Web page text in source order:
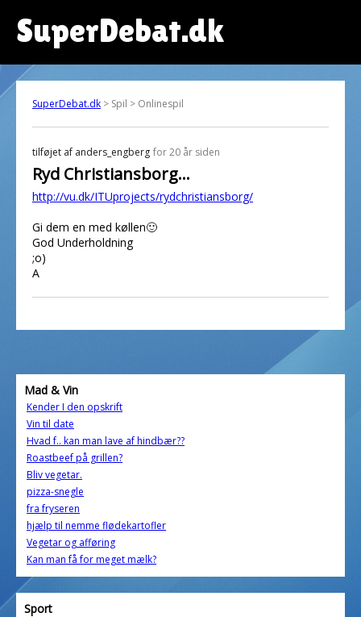
SuperDebat.dk
SuperDebat.dk > Spil > Onlinespil
tilføjet af anders_engberg for 20 år siden
Ryd Christiansborg...
http://vu.dk/ITUprojects/rydchristiansborg/
Gi dem en med køllen🙂
God Underholdning
;o)
A
Mad & Vin
Kender I den opskrift
Vin til date
Hvad f.. kan man lave af hindbær??
Roastbeef på grillen?
Bliv vegetar.
pizza-snegle
fra fryseren
hjælp til nemme flødekartofler
Vegetar og afføring
Kan man få for meget mælk?
Sport